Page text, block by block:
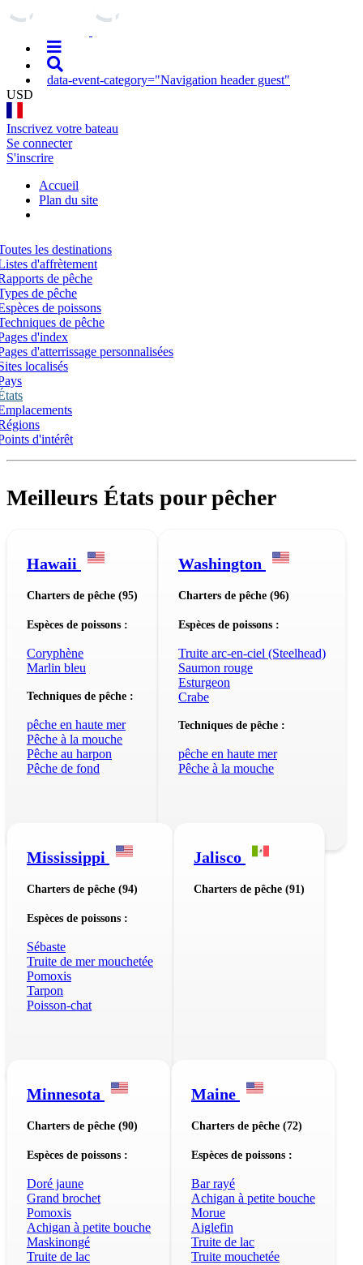
data-event-category="Navigation header guest"
USD
Inscrivez votre bateau
Se connecter
S'inscrire
Accueil
Plan du site
les destinations
d'affrètement
de pêche
de pêche
de poissons
de pêche
d'index
d'atterrissage personnalisées
localisés
d'intérêt
Meilleurs États pour pêcher
Hawaii
Charters de pêche (95)
Espèces de poissons :
Coryphène
Marlin bleu
Techniques de pêche :
pêche en haute mer
Pêche à la mouche
Pêche au harpon
Pêche de fond
Washington
Charters de pêche (96)
Espèces de poissons :
Truite arc-en-ciel (Steelhead)
Saumon rouge
Esturgeon
Crabe
Techniques de pêche :
pêche en haute mer
Pêche à la mouche
Mississippi
Charters de pêche (94)
Espèces de poissons :
Sébaste
Truite de mer mouchetée
Pomoxis
Tarpon
Poisson-chat
Jalisco
Charters de pêche (91)
Minnesota
Charters de pêche (90)
Espèces de poissons :
Doré jaune
Grand brochet
Pomoxis
Achigan à petite bouche
Maskinongé
Truite de lac
Maine
Charters de pêche (72)
Espèces de poissons :
Bar rayé
Achigan à petite bouche
Morue
Aiglefin
Truite de lac
Truite mouchetée